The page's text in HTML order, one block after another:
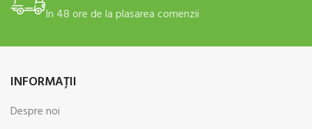
In 48 ore de la plasarea comenzii
INFORMAŢII
Despre noi